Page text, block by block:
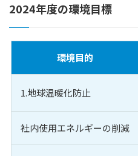
ファンフィルターユニット
エアカーテン・クリーンベンチ・
陰圧パッケージユニット セーフ
クリーンパッケージ モイストエ
製品図面ダウンロード
会社案内
会社概要
2024年度の環境目標
環境目的
1.地球温暖化防止
社内使用エネルギーの削減